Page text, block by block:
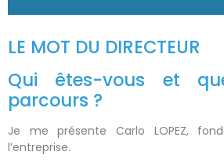
LE MOT DU DIRECTEUR
Qui êtes-vous et
parcours ?
Je me présente Carlo LOPEZ,
l’entreprise.